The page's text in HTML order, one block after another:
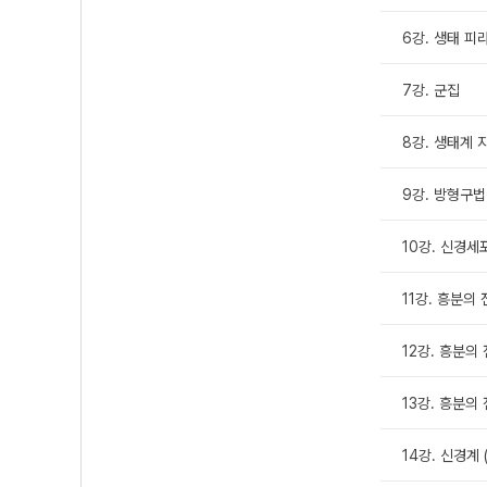
6강. 생태 피
7강. 군집
8강. 생태계
9강. 방형구법
10강. 신경세
11강. 흥분의
12강. 흥분의
13강. 흥분의
14강. 신경계